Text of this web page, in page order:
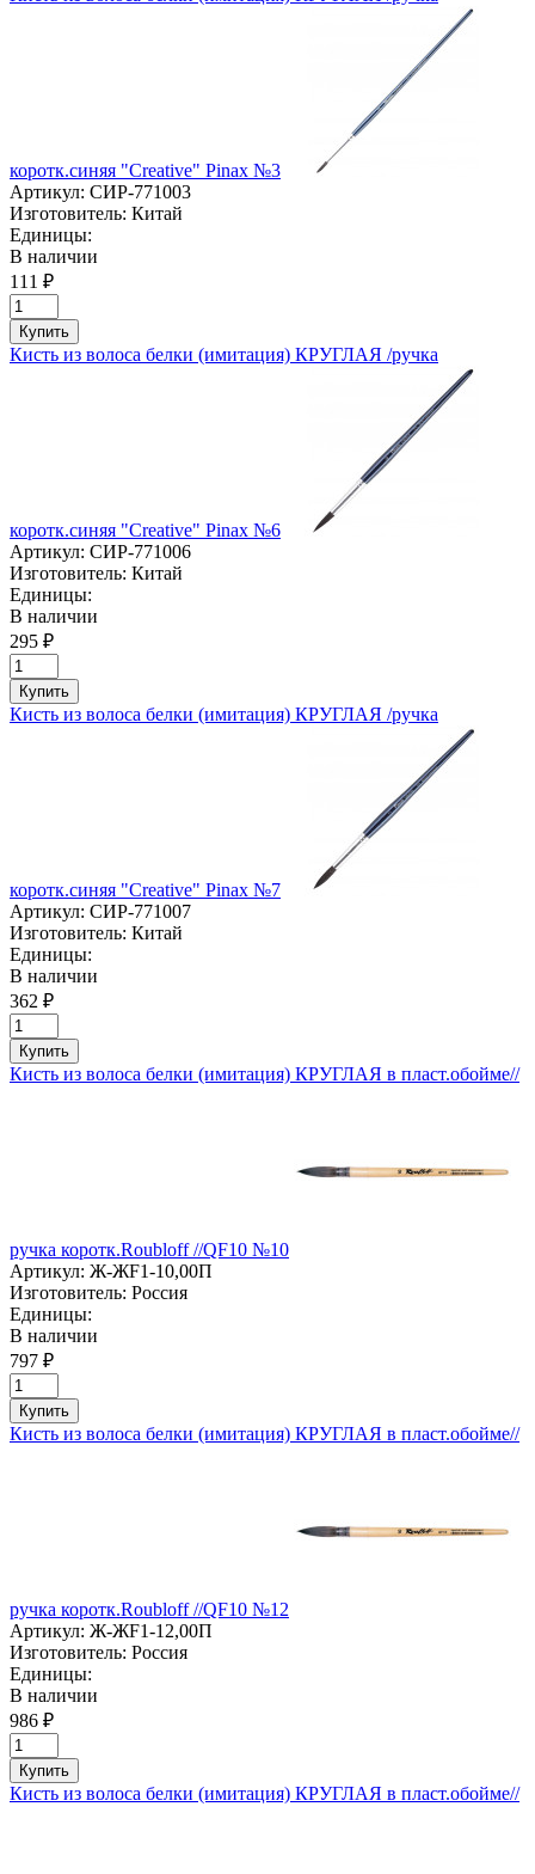
коротк.синяя "Creative" Pinaх №3
Артикул: СИР-771003
Изготовитель: Китай
Единицы:
В наличии
111 ₽
Купить
Кисть из волоса белки (имитация) КРУГЛАЯ /ручка
коротк.синяя "Creative" Pinaх №6
Артикул: СИР-771006
Изготовитель: Китай
Единицы:
В наличии
295 ₽
Купить
Кисть из волоса белки (имитация) КРУГЛАЯ /ручка
коротк.синяя "Creative" Pinaх №7
Артикул: СИР-771007
Изготовитель: Китай
Единицы:
В наличии
362 ₽
Купить
Кисть из волоса белки (имитация) КРУГЛАЯ в пласт.обойме//
ручка коротк.Roubloff //QF10 №10
Артикул: Ж-ЖF1-10,00П
Изготовитель: Россия
Единицы:
В наличии
797 ₽
Купить
Кисть из волоса белки (имитация) КРУГЛАЯ в пласт.обойме//
ручка коротк.Roubloff //QF10 №12
Артикул: Ж-ЖF1-12,00П
Изготовитель: Россия
Единицы:
В наличии
986 ₽
Купить
Кисть из волоса белки (имитация) КРУГЛАЯ в пласт.обойме//